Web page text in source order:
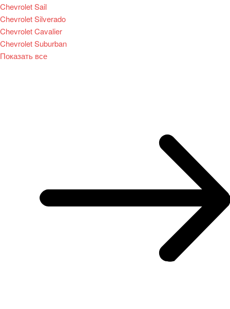
Chevrolet Sail
Chevrolet Silverado
Chevrolet Cavalier
Chevrolet Suburban
Показать все